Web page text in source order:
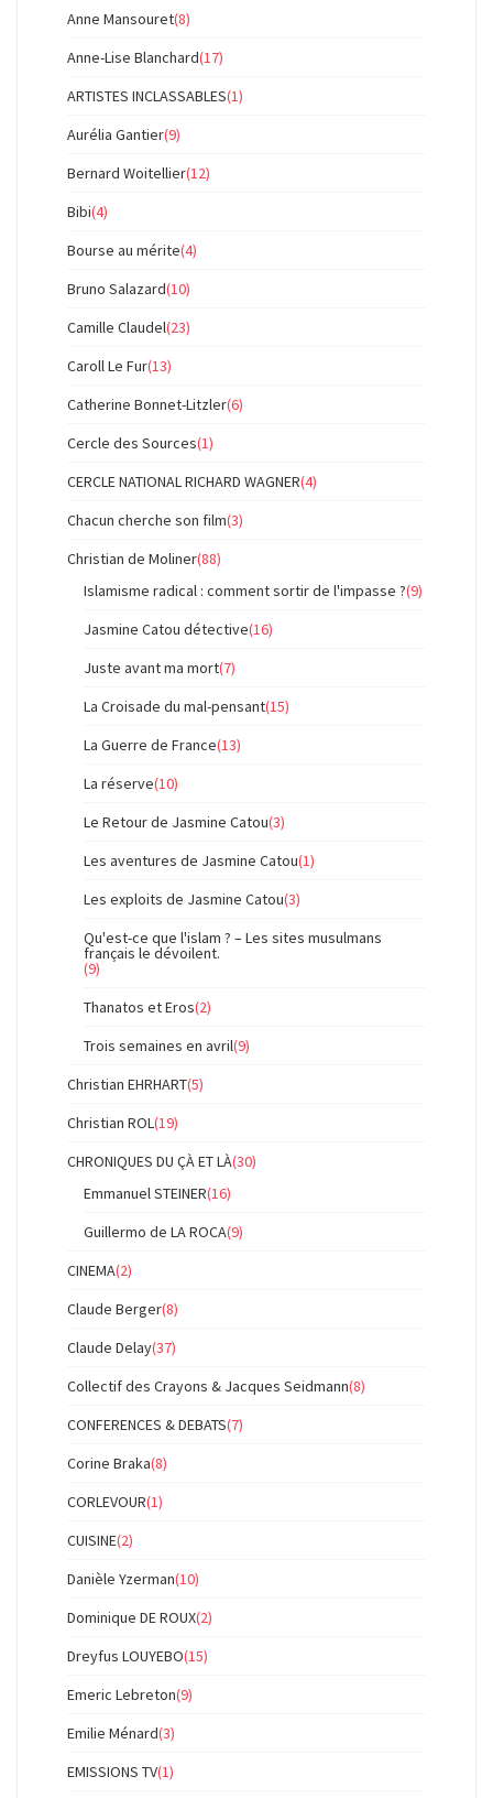
Anne Mansouret(8)
Anne-Lise Blanchard(17)
ARTISTES INCLASSABLES(1)
Aurélia Gantier(9)
Bernard Woitellier(12)
Bibi(4)
Bourse au mérite(4)
Bruno Salazard(10)
Camille Claudel(23)
Caroll Le Fur(13)
Catherine Bonnet-Litzler(6)
Cercle des Sources(1)
CERCLE NATIONAL RICHARD WAGNER(4)
Chacun cherche son film(3)
Christian de Moliner(88)
Islamisme radical : comment sortir de l'impasse ?(9)
Jasmine Catou détective(16)
Juste avant ma mort(7)
La Croisade du mal-pensant(15)
La Guerre de France(13)
La réserve(10)
Le Retour de Jasmine Catou(3)
Les aventures de Jasmine Catou(1)
Les exploits de Jasmine Catou(3)
Qu'est-ce que l'islam ? – Les sites musulmans
français le dévoilent.
(9)
Thanatos et Eros(2)
Trois semaines en avril(9)
Christian EHRHART(5)
Christian ROL (19)
CHRONIQUES DU ÇÀ ET LÀ(30)
Emmanuel STEINER(16)
Guillermo de LA ROCA(9)
CINEMA(2)
Claude Berger(8)
Claude Delay(37)
Collectif des Crayons & Jacques Seidmann(8)
CONFERENCES & DEBATS(7)
Corine Braka(8)
CORLEVOUR(1)
CUISINE(2)
Danièle Yzerman(10)
Dominique DE ROUX(2)
Dreyfus LOUYEBO(15)
Emeric Lebreton(9)
Emilie Ménard(3)
EMISSIONS TV(1)